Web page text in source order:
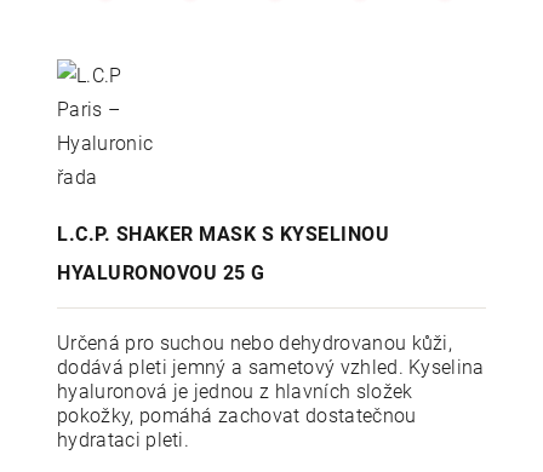
L.C.P. SHAKER MASK S KYSELINOU
HYALURONOVOU 25 G
Určená pro suchou nebo dehydrovanou kůži,
dodává pleti jemný a sametový vzhled. Kyselina
hyaluronová je jednou z hlavních složek
pokožky, pomáhá zachovat dostatečnou
hydrataci pleti.